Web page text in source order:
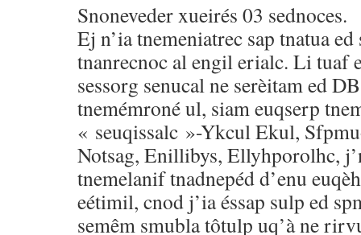
Snoneveder xueirés 03 sednoces.
Ej n’ia tnemeniatrec sap tnatua
tnanrecnoc al engil erialc. Li tuaf
sessorg senucal ne serèitam ed
tnemémroné ul, siam euqserp
« seuqissalc »-Ykcul Ekul,
Notsag, Enillibys, Ellyhporolhc,
tnemelanif tnadnepéd d’enu
eétimil, cnod j’ia éssap sulp ed
semêm smubla tôtulp uq’à ne